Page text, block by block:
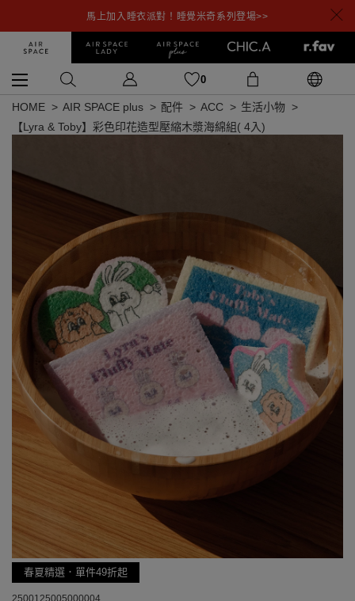
馬上加入睡衣派對！睡覺米奇系列登場>>
0
HOME AIR SPACE plus 配件 ACC
生活小物
【Lyra & Toby】彩色印花造型壓縮木漿海綿組( 4入)
春夏精選．單件49折起